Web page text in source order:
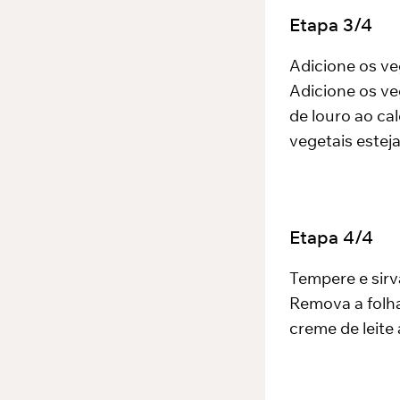
Etapa 3/4
Adicione os
Adicione os
de louro ao
vegetais
Etapa 4/4
Tempere e
Remova a
creme de leite